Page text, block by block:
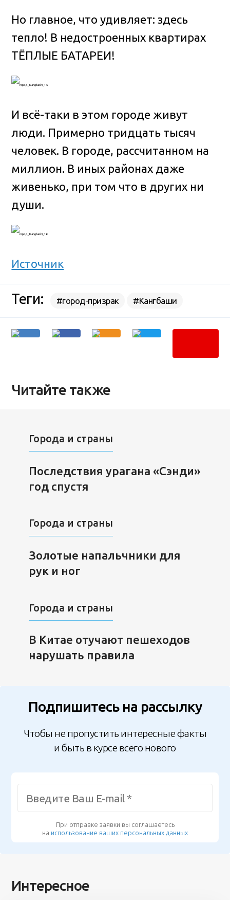
Но главное, что удивляет: здесь
тепло! В недостроенных квартирах
ТЁПЛЫЕ БАТАРЕИ!
И всё-таки в этом городе живут
люди. Примерно тридцать тысяч
человек. В городе, рассчитанном на
миллион. В иных районах даже
живенько, при том что в других ни
души.
Источник
Теги: #город-призрак #Кангбаши
Читайте также
Города и страны
Последствия урагана «Сэнди»
год спустя
Города и страны
Золотые напальчники для
рук и ног
Города и страны
В Китае отучают пешеходов
нарушать правила
Подпишитесь на рассылку
Чтобы не пропустить интересные факты
и быть в курсе всего нового
При отправке заявки вы соглашаетесь
на использование ваших персональных данных
Интересное